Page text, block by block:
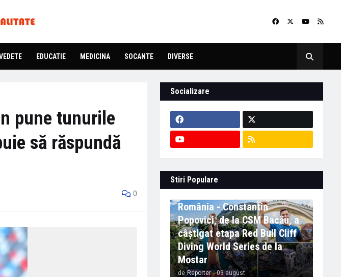
EDUCATIE MEDICINA SOCANTE DIVERSE
pune tunurile
să răspundă
0
Socializare
Stiri Populare
România - Constantin
Popovici, de la CSM Bacău, a
câștigat etapa Red Bull Cliff
Diving World Series de la
Mostar
de Reporter - 03 august